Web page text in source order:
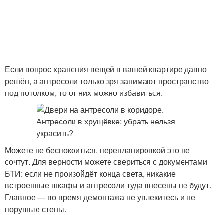
Если вопрос хранения вещей в вашей квартире давно
решён, а антресоли только зря занимают пространство
под потолком, то от них можно избавиться.
Можете не беспокоиться, перепланировкой это не
сочтут. Для верности можете свериться с документами
БТИ: если не произойдёт конца света, никакие
встроенные шкафы и антресоли туда внесены не будут.
Главное — во время демонтажа не увлекитесь и не
порушьте стены.